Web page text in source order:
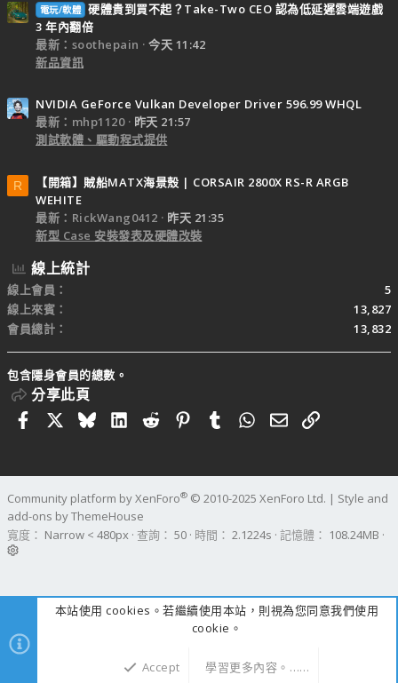
電玩/軟體 硬體貴到買不起？Take-Two CEO 認為低延遲雲端遊戲
3 年內翻倍
最新：soothepain
今天 11:42
新品資訊
NVIDIA GeForce Vulkan Developer Driver 596.99 WHQL
最新：mhp1120
昨天 21:57
測試軟體、驅動程式提供
R
【開箱】賊船MATX海景殼 | CORSAIR 2800X RS-R ARGB
WEHITE
最新：RickWang0412
昨天 21:35
新型 Case 安裝發表及硬體改裝
線上統計
線上會員
5
線上來賓
13,827
會員總計
13,832
包含隱身會員的總數。
分享此頁
FacebookBlueskyLinkedIn
RedditPinterestTumblrWhatsApp
電子郵件
連結
Community platform by XenForo® © 2010-2025 XenForo Ltd. | Style and
add-ons by ThemeHouse
寬度
查詢 50 時間 2.1224s 記憶體 108.24MB
本站使用 cookies。若繼續使用本站，則視為您同意我們使用
cookie。
Accept 學習更多內容。……